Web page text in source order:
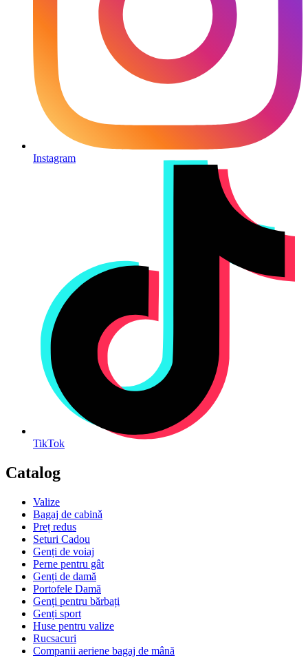
Instagram
TikTok
Catalog
Valize
Bagaj de cabinǎ
Preț redus
Seturi Cadou
Genți de voiaj
Perne pentru gât
Genți de damă
Portofele Damă
Genți pentru bărbați
Genți sport
Huse pentru valize
Rucsacuri
Companii aeriene bagaj de mână